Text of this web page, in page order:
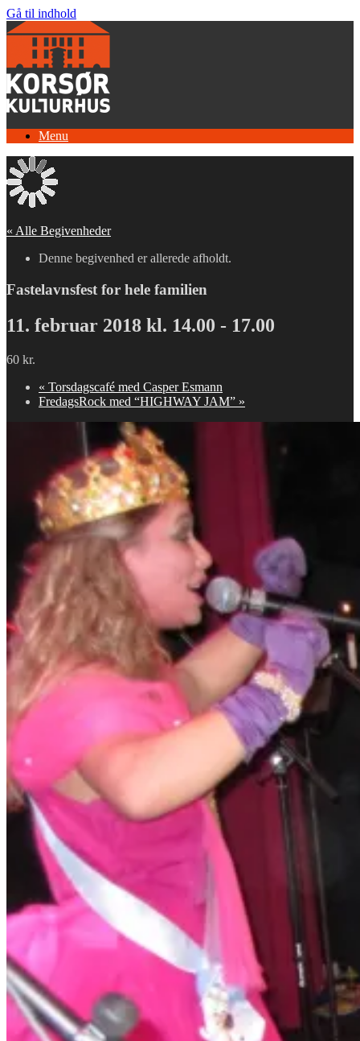
Gå til indhold
Menu
« Alle Begivenheder
Denne begivenhed er allerede afholdt.
Fastelavnsfest for hele familien
11. februar 2018 kl. 14.00 - 17.00
60 kr.
« Torsdagscafé med Casper Esmann
FredagsRock med “HIGHWAY JAM” »